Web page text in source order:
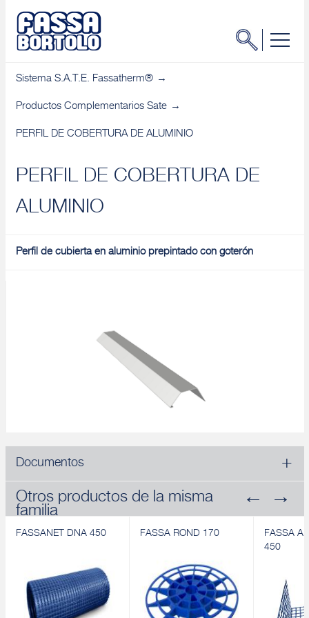
Sistema S.A.T.E. Fassatherm®
Productos Complementarios Sate
PERFIL DE COBERTURA DE ALUMINIO
PERFIL DE COBERTURA DE
ALUMINIO
Perfil de cubierta en aluminio prepintado con goterón
Documentos
Otros productos de la misma
familia
FASSANET DNA 450 FASSA ROND 170
FASSA
450